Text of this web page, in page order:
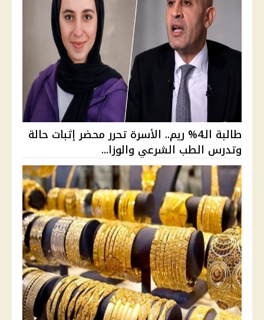
طالبة الـ4% ريم.. الأسرة تحرر محضر إثبات حالة
وتدرس الطب الشرعي والوزا...